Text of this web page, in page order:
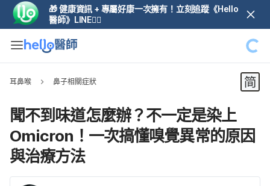
🎁 健康資訊 + 專屬好康一次擁有！立刻追蹤《Hello
醫師》LINE👆🏼
耳鼻喉 鼻子相關症狀
聞不到味道怎麼辦？不一定是染上
Omicron！一次搞懂嗅覺異常的原因
與治療方法